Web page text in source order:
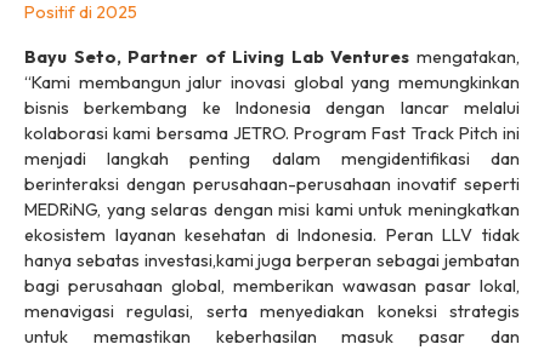
Positif di 2025
Bayu Seto, Partner of Living Lab Ventures mengatakan,
“Kami membangun jalur inovasi global yang memungkinkan
bisnis berkembang ke Indonesia dengan lancar melalui
kolaborasi kami bersama JETRO. ProgramFast Track Pitch ini
menjadi langkah penting dalam mengidentifikasi dan
berinteraksi dengan perusahaan-perusahaan inovatif seperti
MEDRiNG, yang selaras dengan misi kami untuk meningkatkan
ekosistem layanan kesehatan di Indonesia. Peran LLV tidak
hanya sebatas investasi,kami juga berperan sebagai jembatan
bagi perusahaan global, memberikan wawasan pasar lokal,
menavigasi regulasi, serta menyediakan koneksi strategis
untuk memastikan keberhasilan masuk pasar dan